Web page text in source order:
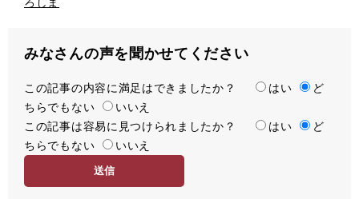
みなさんの声を聞かせてください
満
足
度
この記事の内容に満足はできましたか？ はい
ど
ちらでもない
いいえ
容
易
この記事は容易に見つけられましたか？ はい
ど
ちらでもない
いいえ